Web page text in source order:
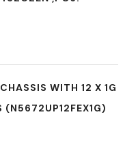
WITH 12 X 1G
(N5672UP12FEX1G)